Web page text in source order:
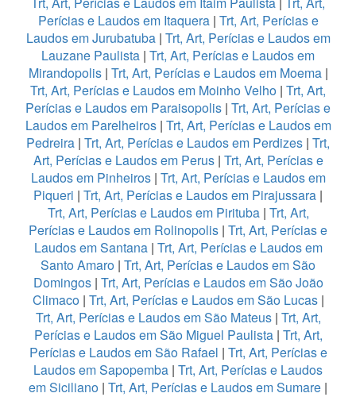
Perícias e Laudos em Itaquera| Trt, Art, Perícias e
Laudos em Jurubatuba| Trt, Art, Perícias e Laudos em
Lauzane Paulista | Trt, Art, Perícias e Laudos em
Mirandopolis| Trt, Art, Perícias e Laudos em Moema|
Trt, Art, Perícias e Laudos em Moinho Velho | Trt, Art,
Perícias e Laudos em Paraisopolis | Trt, Art, Perícias e
Laudos em Parelheiros| Trt, Art, Perícias e Laudos em
Pedreira | Trt, Art, Perícias e Laudos em Perdizes | Trt,
Art, Perícias e Laudos em Perus| Trt, Art, Perícias e
Laudos em Pinheiros| Trt, Art, Perícias e Laudos em
Piqueri | Trt, Art, Perícias e Laudos em Pirajussara |
Trt, Art, Perícias e Laudos em Pirituba| Trt, Art,
Perícias e Laudos em Rolinopolis | Trt, Art, Perícias e
Laudos em Santana| Trt, Art, Perícias e Laudos em
Santo Amaro | Trt, Art, Perícias e Laudos em São
Domingos| Trt, Art, Perícias e Laudos em São João
Climaco| Trt, Art, Perícias e Laudos em São Lucas|
Trt, Art, Perícias e Laudos em São Mateus | Trt, Art,
Perícias e Laudos em São Miguel Paulista| Trt, Art,
Perícias e Laudos em São Rafael | Trt, Art, Perícias e
Laudos em Sapopemba | Trt, Art, Perícias e Laudos
em Siciliano | Trt, Art, Perícias e Laudos em Sumare |